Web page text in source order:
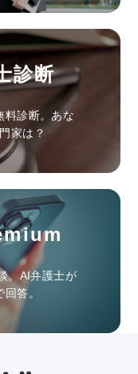
診断
料診断。あな
家は？
。AI弁護士が
答。